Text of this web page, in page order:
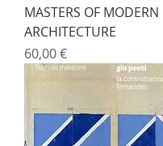
MASTERS OF MODERN
ARCHITECTURE
Prix
60,00 €